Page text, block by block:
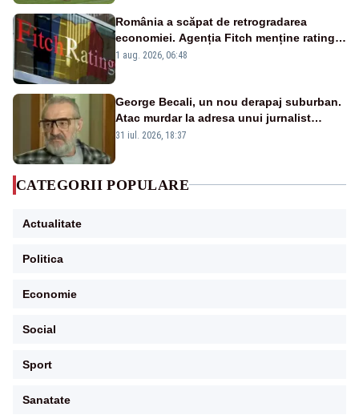
România a scăpat de retrogradarea
economiei. Agenția Fitch menține ratingul
„BBB-” cu perspectivă negativă
1 aug. 2026, 06:48
George Becali, un nou derapaj suburban.
Atac murdar la adresa unui jurnalist
sportiv – AUDIO
31 iul. 2026, 18:37
CATEGORII POPULARE
Actualitate
Politica
Economie
Social
Sport
Sanatate